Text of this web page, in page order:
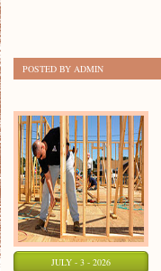
POSTED BY ADMIN
JULY - 3 - 2026